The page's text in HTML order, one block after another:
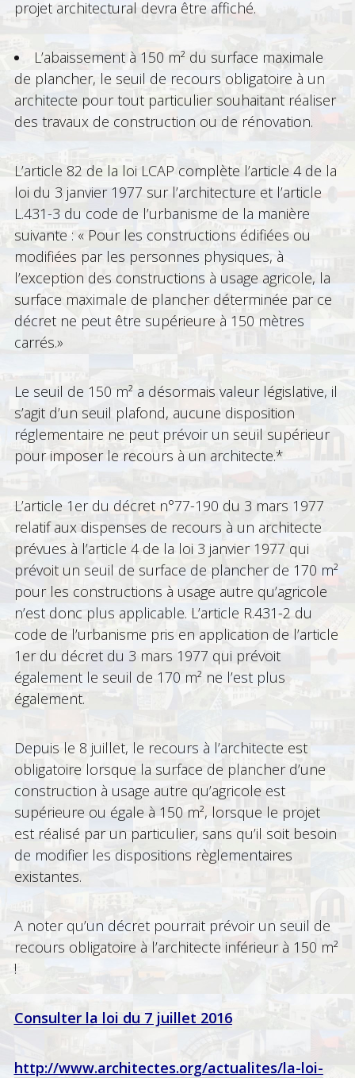
projet architectural devra être affiché.
L’abaissement à 150 m² du surface maximale
de plancher, le seuil de recours obligatoire à un
architecte pour tout particulier souhaitant réaliser
des travaux de construction ou de rénovation.
L’article 82 de la loi LCAP complète l’article 4 de la
loi du 3 janvier 1977 sur l’architecture et l’article
L.431-3 du code de l’urbanisme de la manière
suivante : « Pour les constructions édifiées ou
modifiées par les personnes physiques, à
l’exception des constructions à usage agricole, la
surface maximale de plancher déterminée par ce
décret ne peut être supérieure à 150 mètres
carrés.»
Le seuil de 150 m² a désormais valeur législative, il
s’agit d’un seuil plafond, aucune disposition
réglementaire ne peut prévoir un seuil supérieur
pour imposer le recours à un architecte.*
L’article 1er du décret n°77-190 du 3 mars 1977
relatif aux dispenses de recours à un architecte
prévues à l’article 4 de la loi 3 janvier 1977 qui
prévoit un seuil de surface de plancher de 170 m²
pour les constructions à usage autre qu’agricole
n’est donc plus applicable. L’article R.431-2 du
code de l’urbanisme pris en application de l’article
1er du décret du 3 mars 1977 qui prévoit
également le seuil de 170 m² ne l’est plus
également.
Depuis le 8 juillet, le recours à l’architecte est
obligatoire lorsque la surface de plancher d’une
construction à usage autre qu’agricole est
supérieure ou égale à 150 m², lorsque le projet
est réalisé par un particulier, sans qu’il soit besoin
de modifier les dispositions règlementaires
existantes.
A noter qu’un décret pourrait prévoir un seuil de
recours obligatoire à l’architecte inférieur à 150 m²
!
Consulter la loi du 7 juillet 2016
http://www.architectes.org/actualites/la-loi-